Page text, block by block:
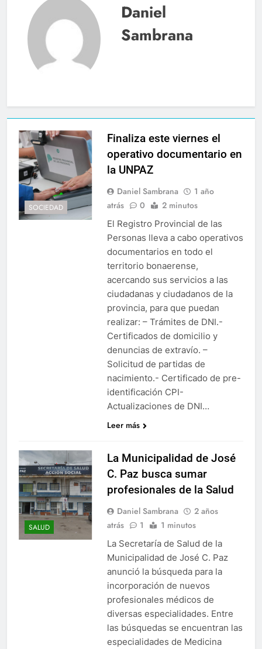
Daniel
Sambrana
SOCIEDAD
Finaliza este viernes el
operativo documentario en
la UNPAZ
Daniel Sambrana
1 año
atrás
0 2 minutos
El Registro Provincial de las
Personas lleva a cabo operativos
documentarios en todo el
territorio bonaerense,
acercando sus servicios a las
ciudadanas y ciudadanos de la
provincia, para que puedan
realizar: – Trámites de DNI.-
Certificados de domicilio y
denuncias de extravío. –
Solicitud de partidas de
nacimiento.- Certificado de pre-
identificación CPI-
Actualizaciones de DNI…
Leer más
SALUD
La Municipalidad de José
C. Paz busca sumar
profesionales de la Salud
Daniel Sambrana
2 años
atrás
1 1 minutos
La Secretaría de Salud de la
Municipalidad de José C. Paz
anunció la búsqueda para la
incorporación de nuevos
profesionales médicos de
diversas especialidades. Entre
las búsquedas se encuentran las
especialidades de Medicina